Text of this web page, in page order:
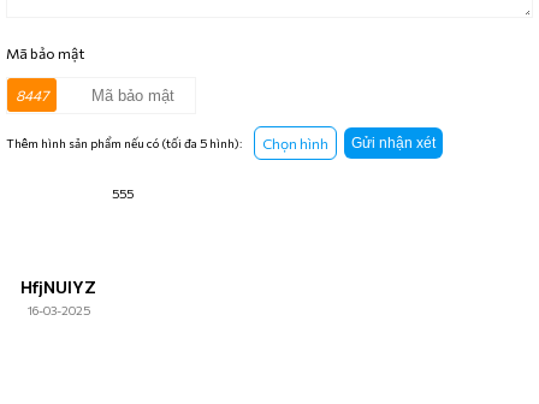
Mã bảo mật
8447
Thêm hình sản phẩm nếu có (tối đa 5 hình): Chọn hình Gửi nhận xét
HfjNUlYZ
16-03-2025
555